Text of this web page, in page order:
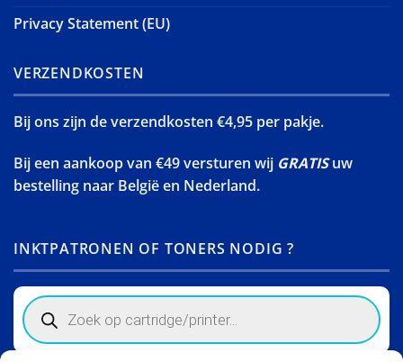
Privacy Statement (EU)
VERZENDKOSTEN
Bij ons zijn de verzendkosten €4,95 per pakje.
Bij een aankoop van €49 versturen wij GRATISuw
bestelling naar België en Nederland.
INKTPATRONEN OF TONERS NODIG ?
Products
search